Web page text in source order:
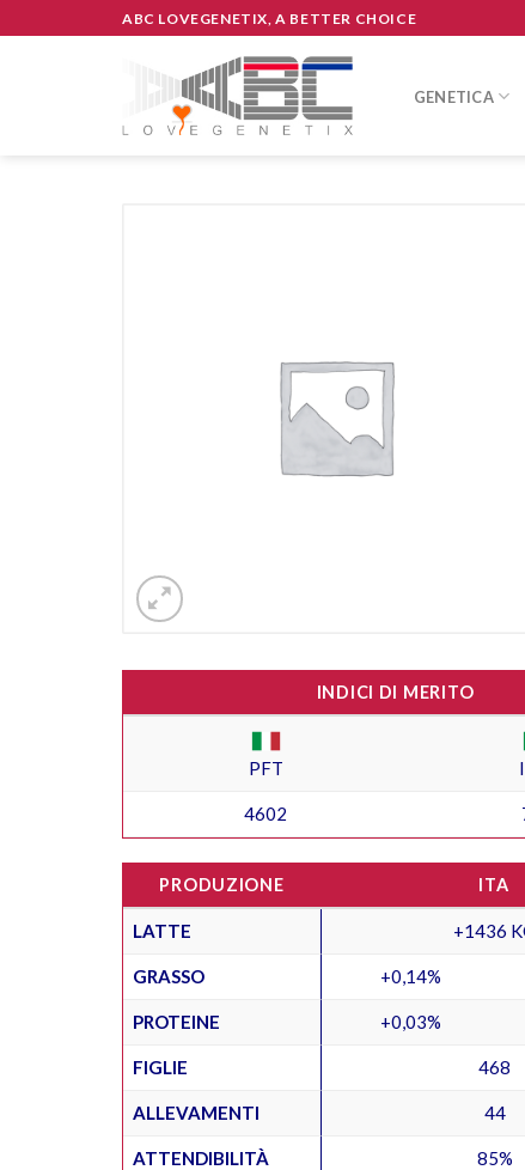
to
ABC LOVEGENETIX, A BETTER CHOICE
GENETICA
INDICI DI MERITO
PFT
4602
PRODUZIONE ITA
LATTE +1436
GRASSO +0,14%
PROTEINE +0,03%
FIGLIE 468
ALLEVAMENTI 44
ATTENDIBILITÀ 85%